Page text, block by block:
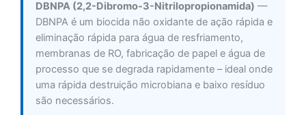
DBNPA (2,2-Dibromo-3-Nitrilopropionamida) —
DBNPA é um biocida não oxidante de ação rápida e
eliminação rápida para água de resfriamento,
membranas de RO, fabricação de papel e água de
processo que se degrada rapidamente – ideal onde
uma rápida destruição microbiana e baixo resíduo
são necessários.